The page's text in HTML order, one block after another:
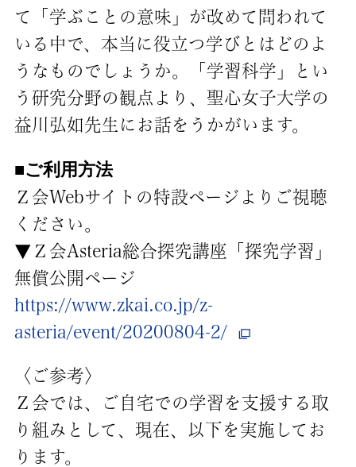
て「学ぶことの意味」が改めて問われて
いる中で、本当に役立つ学びとはどのよ
うなものでしょうか。「学習科学」とい
う研究分野の観点より、聖心女子大学の
益川弘如先生にお話をうかがいます。
■ご利用方法
Ｚ会Webサイトの特設ページよりご視聴
ください。
▼Ｚ会Asteria総合探究講座「探究学習」
無償公開ページ
https://www.zkai.co.jp/z-
asteria/event/20200804-2/
〈ご参考〉
Ｚ会では、ご自宅での学習を支援する取
り組みとして、現在、以下を実施してお
ります。